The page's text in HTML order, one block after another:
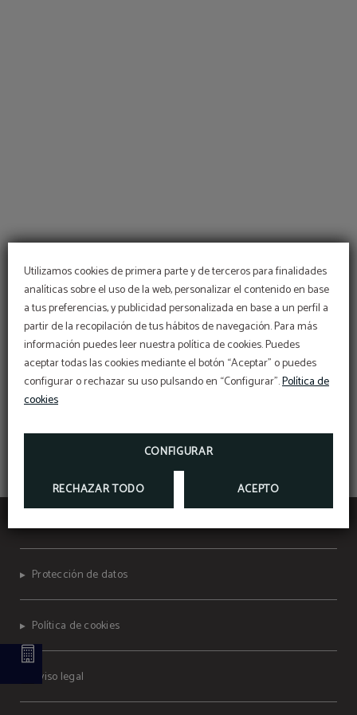
Utilizamos cookies de primera parte y de terceros para finalidades
analíticas sobre el uso de la web, personalizar el contenido en base
a tus preferencias, y publicidad personalizada en base a un perfil a
partir de la recopilación de tus hábitos de navegación. Para más
información puedes leer nuestra política de cookies. Puedes
aceptar todas las cookies mediante el botón “Aceptar” o puedes
configurar o rechazar su uso pulsando en “Configurar”.Política de
cookies
CONFIGURAR
RECHAZAR TODO ACEPTO
Hotel Universidad
Protección de datos
Política de cookies
Aviso legal
PROMOCIÓN
5% de descuento
RESERVANDO EN NUESTRA WEB OFICIAL
RESERVAR